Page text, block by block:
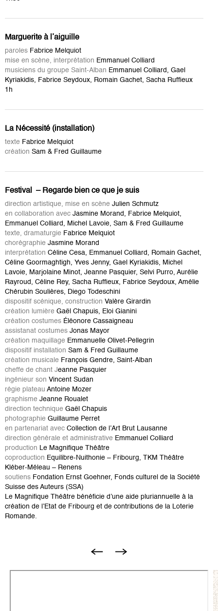
Marguerite à l’aiguille
paroles Fabrice Melquiot
mise en scène, interprétation Emmanuel Colliard
musiciens du groupe Saint-Alban Emmanuel Colliard, Gael
Kyriakidis, Fabrice Seydoux, Romain Gachet, Sacha Ruffieux
1h
La Nécessité (installation)
texte Fabrice Melquiot
création Sam & Fred Guillaume
Festival – Regarde bien ce que je suis
direction artistique, mise en scène Julien Schmutz
en collaboration avec Jasmine Morand, Fabrice Melquiot,
Emmanuel Colliard, Michel Lavoie, Sam & Fred Guillaume
texte, dramaturgie Fabrice Melquiot
chorégraphie Jasmine Morand
interprétation Céline Cesa, Emmanuel Colliard, Romain Gachet,
Céline Goormaghtigh, Yves Jenny, Gael Kyriakidis, Michel
Lavoie, Marjolaine Minot, Jeanne Pasquier, Selvi Purro, Aurélie
Rayroud, Céline Rey, Sacha Ruffieux, Fabrice Seydoux, Amélie
Chérubin Soulières, Diego Todeschini
dispositif scénique, construction Valère Girardin
création lumière Gaël Chapuis, Eloi Gianini
création costumes Éléonore Cassaigneau
assistanat costumes Jonas Mayor
création maquillage Emmanuelle Olivet-Pellegrin
dispositif installation Sam & Fred Guillaume
création musicale François Gendre, Saint-Alban
cheffe de chant Jeanne Pasquier
ingénieur son Vincent Sudan
régie plateau Antoine Mozer
graphisme Jeanne Roualet
direction technique Gaël Chapuis
photographie Guillaume Perret
en partenariat avec Collection de l’Art Brut Lausanne
direction générale et administrative Emmanuel Colliard
production Le Magnifique Théâtre
coproduction Equilibre-Nuithonie – Fribourg, TKM Théâtre
Kléber-Méleau – Renens
soutiens Fondation Ernst Goehner, Fonds culturel de la Société
Suisse des Auteurs (SSA)
Le Magnifique Théâtre bénéficie d’une aide pluriannuelle à la
création de l’Etat de Fribourg et de contributions de la Loterie
Romande.